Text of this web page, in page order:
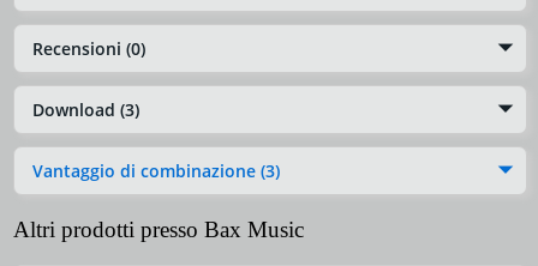
Recensioni (0)
Download (3)
Vantaggio di combinazione (3)
Altri prodotti presso Bax Music